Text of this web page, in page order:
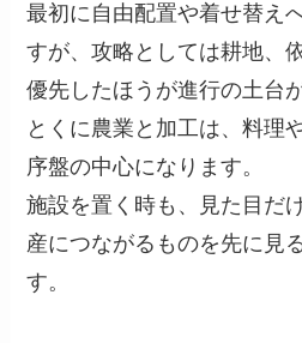
最初に自由配置や着せ替え
すが、攻略としては耕地、
優先したほうが進行の土台
とくに農業と加工は、料理
序盤の中心になります。
施設を置く時も、見た目だ
産につながるものを先に見
す。